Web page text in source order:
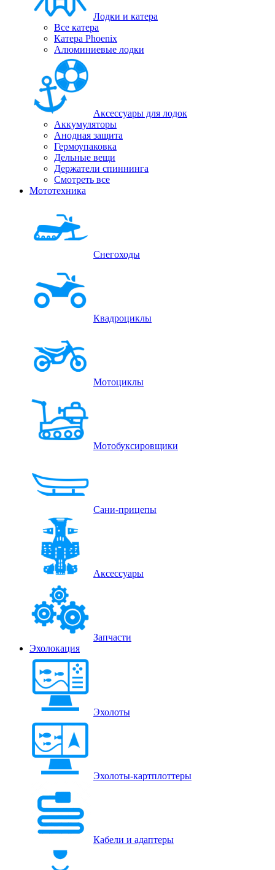
Лодки и катера
Все катера
Катера Phoenix
Алюминиевые лодки
Аксессуары для лодок
Аккумуляторы
Анодная защита
Гермоупаковка
Дельные вещи
Держатели спиннинга
Смотреть все
Мототехника
Снегоходы
Квадроциклы
Мотоциклы
Мотобуксировщики
Сани-прицепы
Аксессуары
Запчасти
Эхолокация
Эхолоты
Эхолоты-картплоттеры
Кабели и адаптеры